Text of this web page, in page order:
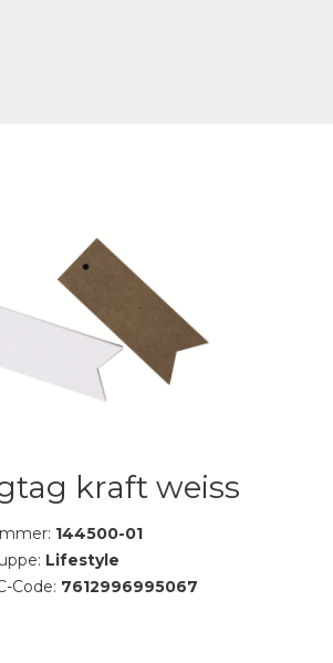
kraft weiss
144500-01
Lifestyle
Code: 7612996995067